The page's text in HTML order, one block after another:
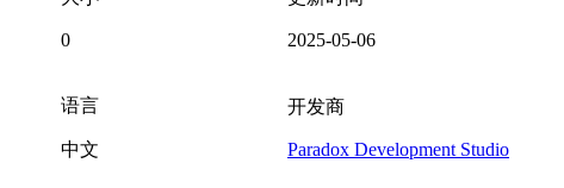
0 2025-05-06
语言
中文
开发商
Paradox Development Studio